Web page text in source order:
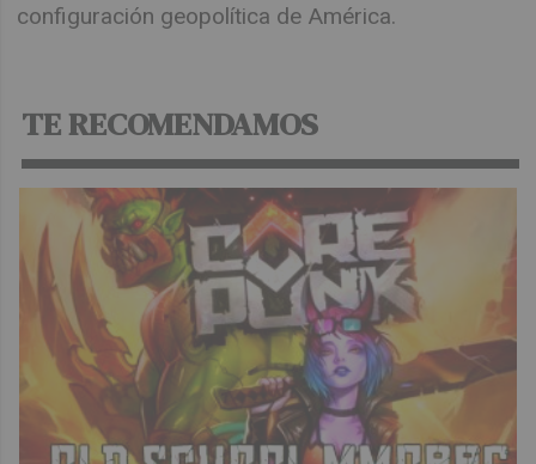
configuración geopolítica de América.
TE RECOMENDAMOS